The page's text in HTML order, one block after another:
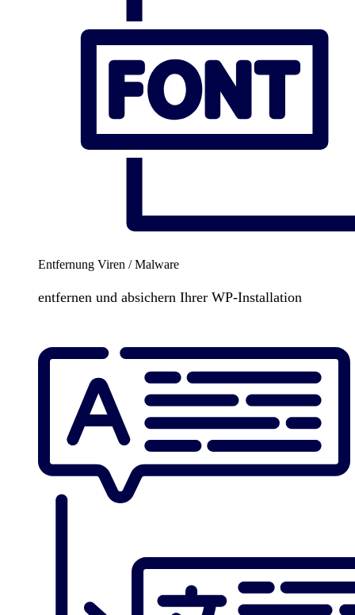
Entfernung Viren / Malware
entfernen und absichern Ihrer WP-Installation